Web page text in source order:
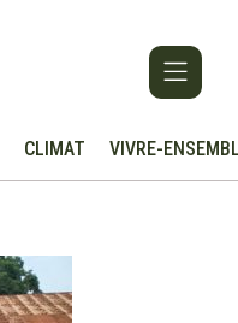
CLIMAT VIVRE-